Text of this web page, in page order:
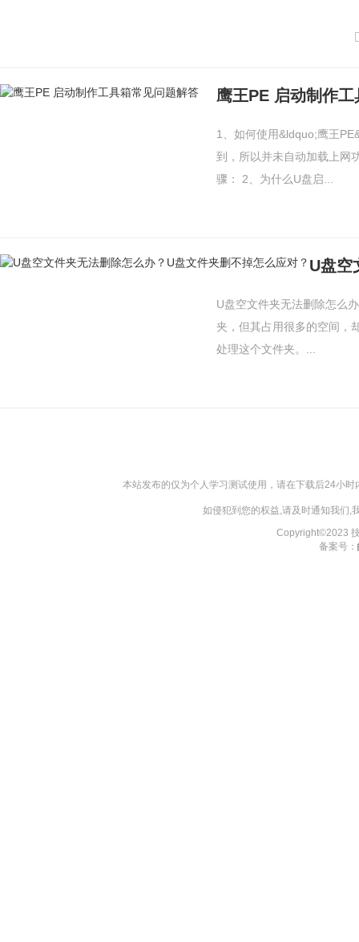
鹰王PE 启动制作
1、如何使用&ldquo;鹰王
到，所以并未自动加载上网
骤： 2、为什么U盘启...
U盘空文件夹无法删除怎么
夹，但其占用很多的空间，
处理这个文件夹。...
本站发布的仅为个人学习测试使用，请在下载后24小
如侵犯到您的权益,请及时通知我们,
Copyright©2023
备案号：